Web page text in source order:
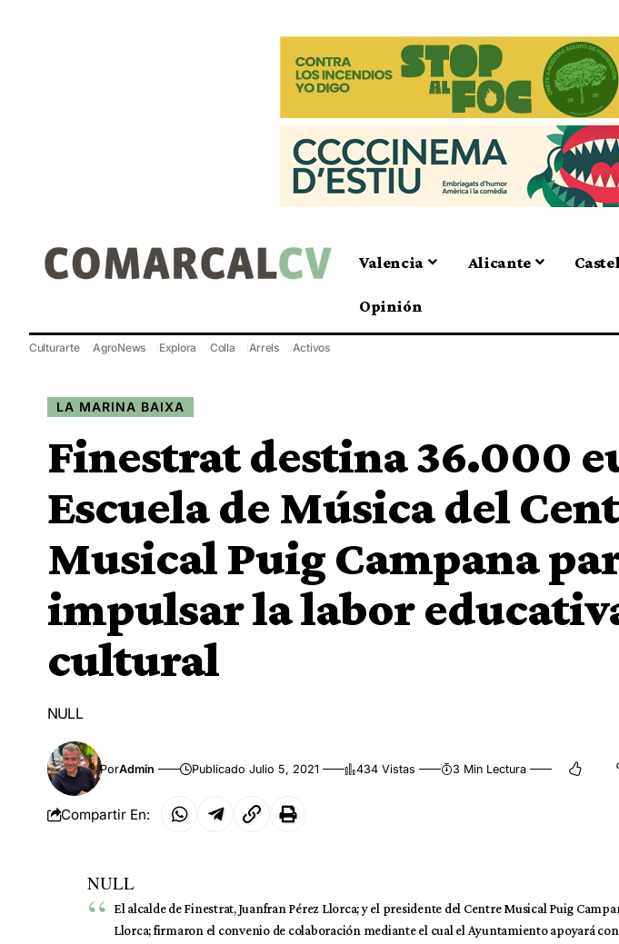
Valencia Alicante
Opinión
Culturarte AgroNews Explora Colla Arrels Activos
LA MARINA BAIXA
Finestrat destina 36.000
Escuela de Música del
Musical Puig Campana
impulsar la labor
cultural
NULL
PorAdmin Publicado Julio 5, 2021 434 Vistas 3 Min Lectura
Compartir En:
NULL
El alcalde de Finestrat, Juanfran Pérez Llorca; y el presidente del Centre Musical Puig
Llorca; firmaron el convenio de colaboración mediante el cual el Ayuntamiento apoyará